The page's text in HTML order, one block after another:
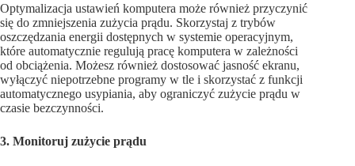
Optymalizacja ustawień komputera może również przyczynić
się do zmniejszenia zużycia prądu. Skorzystaj z trybów
oszczędzania energii dostępnych w systemie operacyjnym,
które automatycznie regulują pracę komputera w zależności
od obciążenia. Możesz również dostosować jasność ekranu,
wyłączyć niepotrzebne programy w tle i skorzystać z funkcji
automatycznego usypiania, aby ograniczyć zużycie prądu w
czasie bezczynności.
3. Monitoruj zużycie prądu